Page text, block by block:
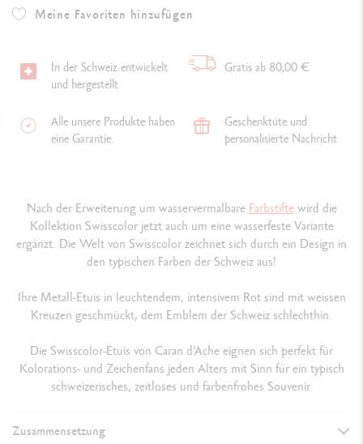
Meine Favoriten hinzufügen
In der Schweiz entwickelt
und hergestellt
Gratis ab 80,00 €
Alle unsere Produkte haben
eine Garantie.
Geschenktüte und
personalisierte Nachricht
Nach der Erweiterung um wasservermalbare Farbstiftewird die
Kollektion Swisscolor jetzt auch um eine wasserfeste Variante
ergänzt. Die Welt von Swisscolor zeichnet sich durch ein Design in
den typischen Farben der Schweiz aus!
Ihre Metall-Etuis in leuchtendem, intensivem Rot sind mit weissen
Kreuzen geschmückt, dem Emblem der Schweiz schlechthin.
Die Swisscolor-Etuis von Caran d’Ache eignen sich perfekt für
Kolorations- und Zeichenfans jeden Alters mit Sinn für ein typisch
schweizerisches, zeitloses und farbenfrohes Souvenir.
Zusammensetzung